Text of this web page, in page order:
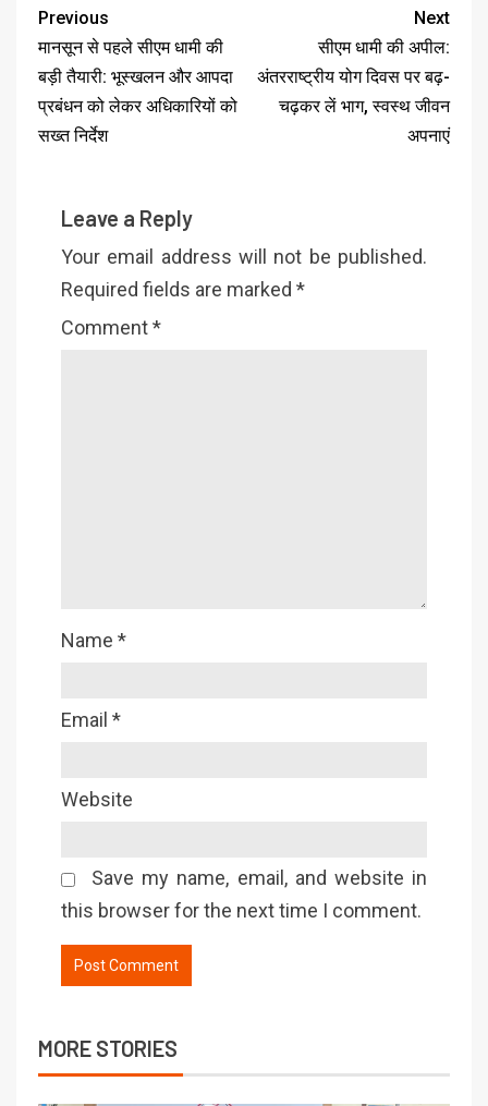
Previous
मानसून से पहले सीएम धामी की
बड़ी तैयारी: भूस्खलन और आपदा
प्रबंधन को लेकर अधिकारियों को
सख्त निर्देश
Next
सीएम धामी की अपील:
अंतरराष्ट्रीय योग दिवस पर बढ़-
चढ़कर लें भाग, स्वस्थ जीवन
अपनाएं
Leave a Reply
Your email address will not be published.
Required fields are marked *
Comment*
Name *
Email *
Website
Save my name, email, and website in
this browser for the next time I comment.
MORE STORIES